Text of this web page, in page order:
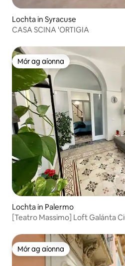
Lochta in Syracuse
CASA SCINA 'ORTIGIA
Mór ag aíonna
Mór ag aíonna
Lochta in Palermo
[Teatro Massimo] Loft Galánta
Mór ag aíonna
Mór ag aíonna